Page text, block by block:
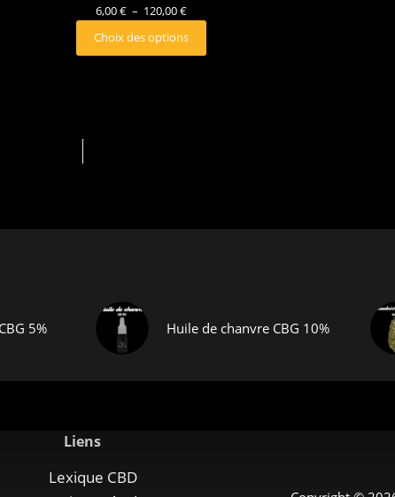
6,00€ – 120,00€
Choix des options
5% Huile de chanvre CBG 10%
Liens
Lexique CBD